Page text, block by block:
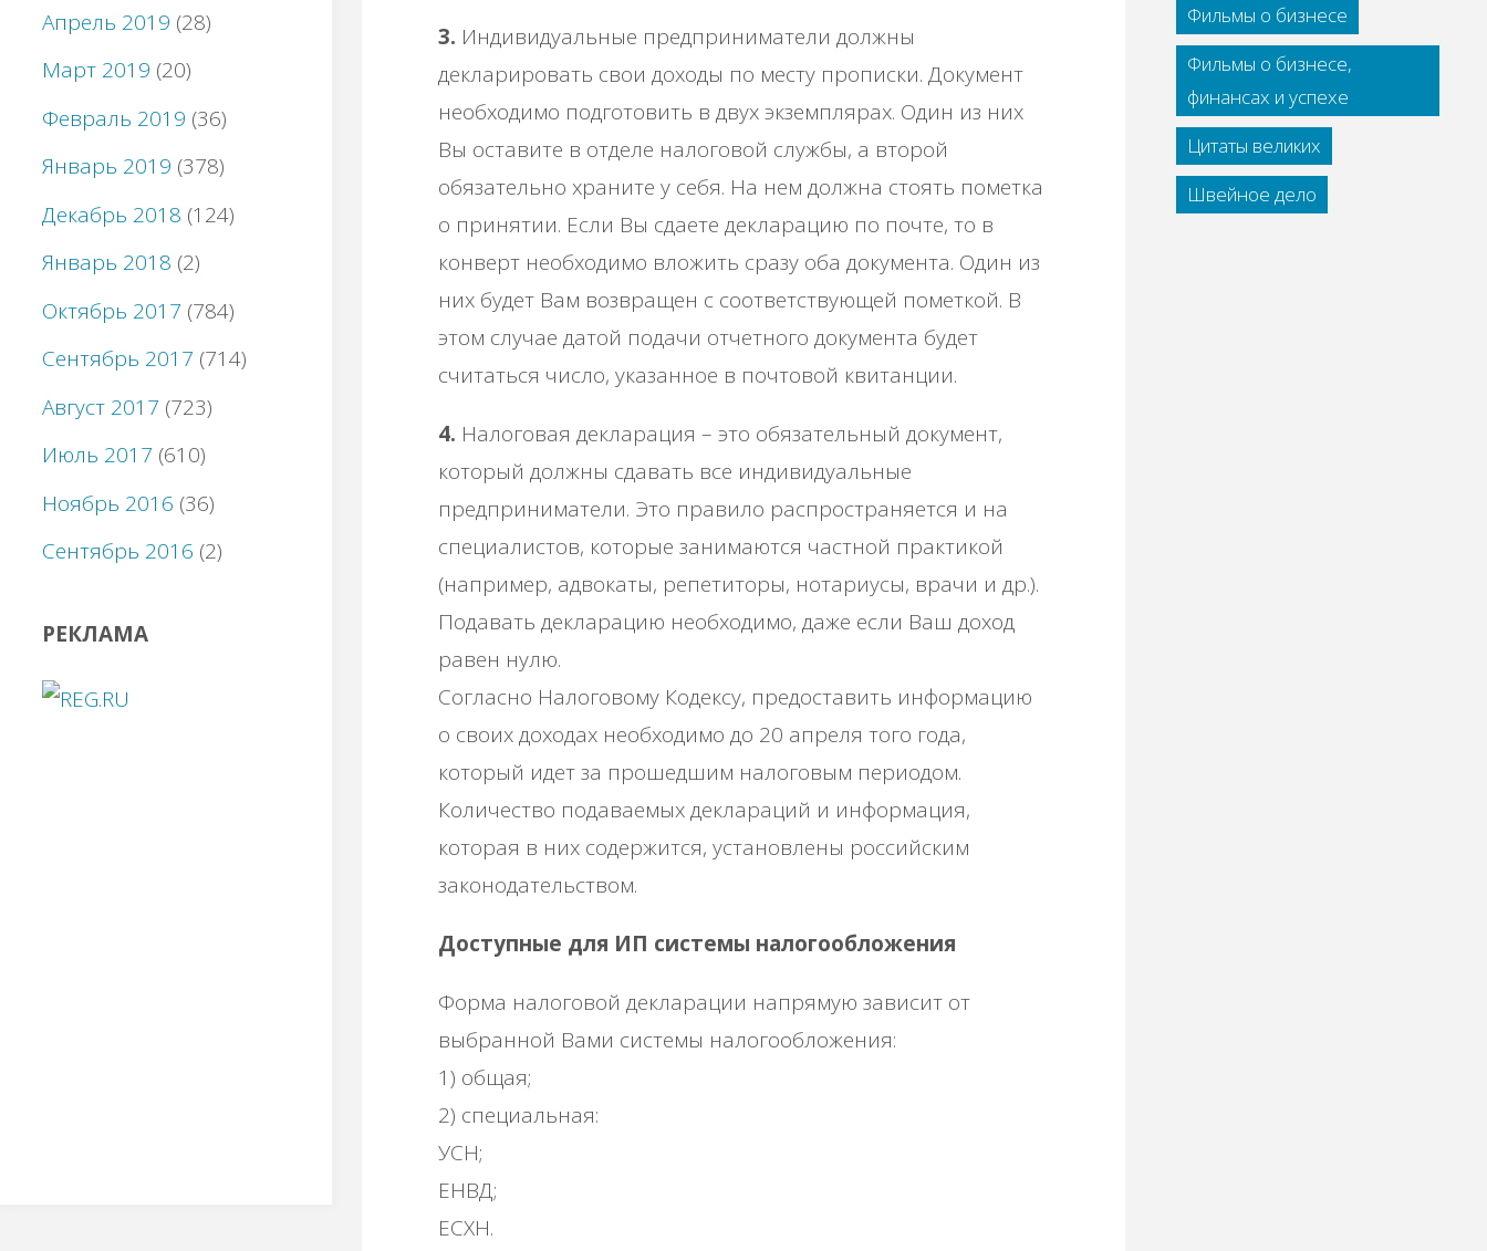
3. Индивидуальные предприниматели должны
декларировать свои доходы по месту прописки. Документ
необходимо подготовить в двух экземплярах. Один из них
Вы оставите в отделе налоговой службы, а второй
обязательно храните у себя. На нем должна стоять пометка
о принятии. Если Вы сдаете декларацию по почте, то в
конверт необходимо вложить сразу оба документа. Один из
них будет Вам возвращен с соответствующей пометкой. В
этом случае датой подачи отчетного документа будет
считаться число, указанное в почтовой квитанции.
4. Налоговая декларация – это обязательный документ,
который должны сдавать все индивидуальные
предприниматели. Это правило распространяется и на
специалистов, которые занимаются частной практикой
(например, адвокаты, репетиторы, нотариусы, врачи и др.).
Подавать декларацию необходимо, даже если Ваш доход
равен нулю.
Согласно Налоговому Кодексу, предоставить информацию
о своих доходах необходимо до 20 апреля того года,
который идет за прошедшим налоговым периодом.
Количество подаваемых деклараций и информация,
которая в них содержится, установлены российским
законодательством.
Доступные для ИП системы налогообложения
Форма налоговой декларации напрямую зависит от
выбранной Вами системы налогообложения:
1) общая;
2) специальная:
УСН;
ЕНВД;
ЕСХН.
Апрель 2019 (28)
Март 2019 (20)
Февраль 2019 (36)
Январь 2019 (378)
Декабрь 2018 (124)
Январь 2018 (2)
Октябрь 2017 (784)
Сентябрь 2017 (714)
Август 2017 (723)
Июль 2017 (610)
Ноябрь 2016 (36)
Сентябрь 2016 (2)
РЕКЛАМА
Фильмы о бизнесе
Фильмы о бизнесе,
финансах и успехе
Цитаты великих
Швейное дело